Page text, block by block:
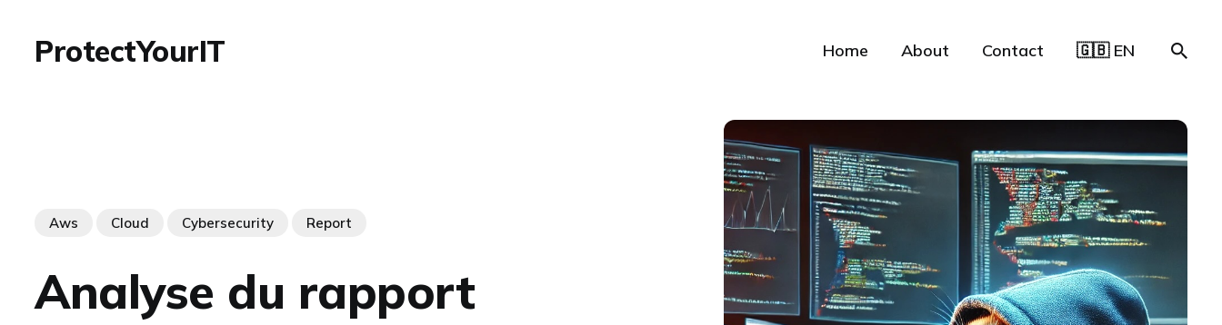
ProtectYourIT Home About Contact 🇬🇧 EN
Aws Cloud Cybersecurity Report
Analyse du rapport